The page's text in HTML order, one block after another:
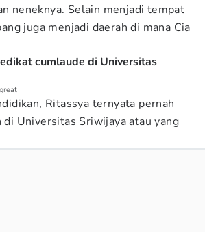
neneknya. Selain menjadi tempat
juga menjadi daerah di mana Cia
cumlaude di Universitas
Ritassya ternyata pernah
di Universitas Sriwijaya atau yang